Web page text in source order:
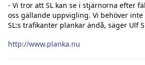
- Vi tror att SL kan se i stjärnorna efter
oss gällande uppvigling. Vi behöver
SL:s trafikanter plankar ändå, säger Ulf
http://www.planka.nu